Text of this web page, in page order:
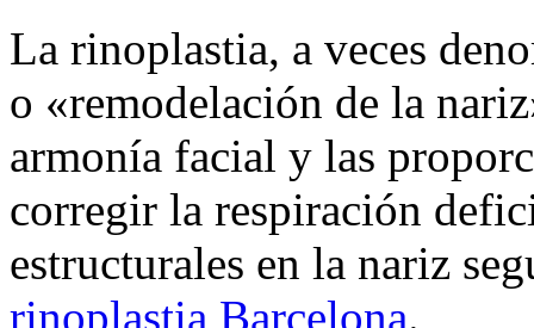
La rinoplastia, a veces
o «remodelación de la
armonía facial y las
corregir la respiración
estructurales en la nariz
rinoplastia Barcelona.